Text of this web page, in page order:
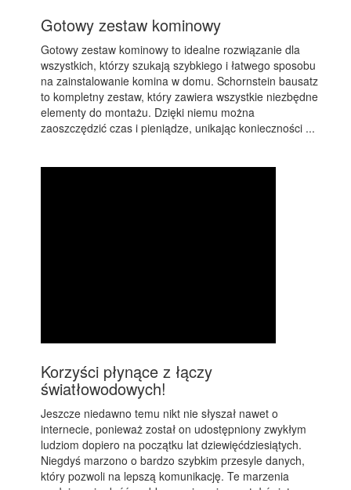
Gotowy zestaw kominowy
Gotowy zestaw kominowy to idealne rozwiązanie dla
wszystkich, którzy szukają szybkiego i łatwego sposobu
na zainstalowanie komina w domu. Schornstein bausatz
to kompletny zestaw, który zawiera wszystkie niezbędne
elementy do montażu. Dzięki niemu można
zaoszczędzić czas i pieniądze, unikając konieczności ...
Korzyści płynące z łączy
światłowodowych!
Jeszcze niedawno temu nikt nie słyszał nawet o
internecie, ponieważ został on udostępniony zwykłym
ludziom dopiero na początku lat dziewięćdziesiątych.
Niegdyś marzono o bardzo szybkim przesyle danych,
który pozwoli na lepszą komunikację. Te marzenia